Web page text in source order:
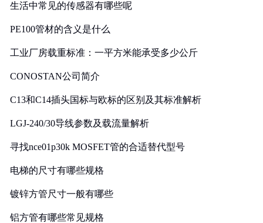
生活中常见的传感器有哪些呢
PE100管材的含义是什么
工业厂房载重标准：一平方米能承受多少公斤
CONOSTAN公司简介
C13和C14插头国标与欧标的区别及其标准解析
LGJ-240/30导线参数及载流量解析
寻找nce01p30k MOSFET管的合适替代型号
电梯的尺寸有哪些规格
镀锌方管尺寸一般有哪些
铝方管有哪些常见规格